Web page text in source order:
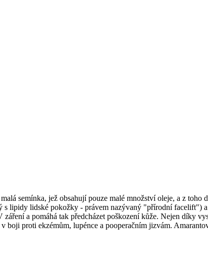
semínka, jež obsahují pouze malé množství oleje, a z
lipidy lidské pokožky - právem nazývaný "přírodní facelift")
a pomáhá tak předcházet poškození kůže. Nejen díky
proti ekzémům, lupénce a pooperačním jizvám.